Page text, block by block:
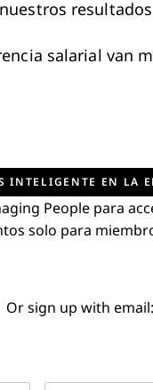
salarial van
INTELIGENTE EN LA
People para
solo para
Or sign up with email: